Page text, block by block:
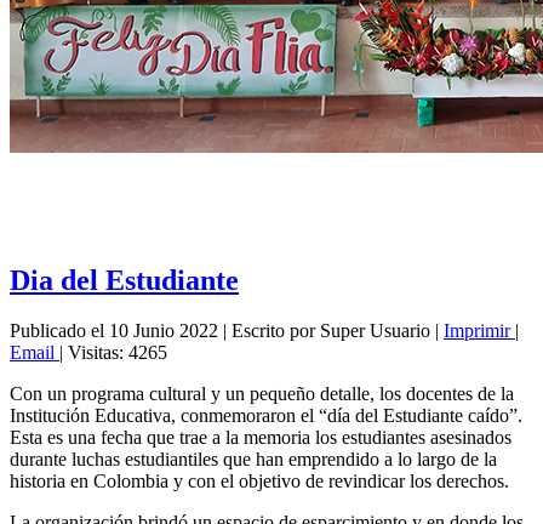
Dia del Estudiante
Publicado el 10 Junio 2022 | Escrito por Super Usuario | Imprimir |
Email | Visitas: 4265
Con un programa cultural y un pequeño detalle, los docentes de la
Institución Educativa, conmemoraron el “día del Estudiante caído”.
Esta es una fecha que trae a la memoria los estudiantes asesinados
durante luchas estudiantiles que han emprendido a lo largo de la
historia en Colombia y con el objetivo de revindicar los derechos.